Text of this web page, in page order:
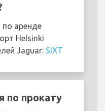
аренде
Helsinki
Jaguar: SIXT
по прокату